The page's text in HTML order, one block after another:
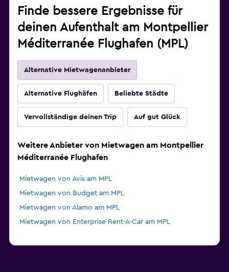
Finde bessere Ergebnisse für
deinen Aufenthalt am Montpellier
Méditerranée Flughafen (MPL)
Alternative Mietwagenanbieter
Alternative Flughäfen Beliebte Städte
Vervollständige deinen Trip Auf gut Glück
Weitere Anbieter von Mietwagen am Montpellier
Méditerranée Flughafen
Mietwagen von Avis am MPL
Mietwagen von Budget am MPL
Mietwagen von Alamo am MPL
Mietwagen von Enterprise Rent-A-Car am MPL